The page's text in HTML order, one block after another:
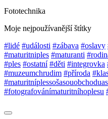
Fototechnika
Moje nejpoužívanější štítky
#lidé #události #zábava #oslavy
#maturitniples #maturanti
#ples #ostatní #děti #integrovka
#muzeumchrudim #příroda
#fotografovánímaturitníhoplesu